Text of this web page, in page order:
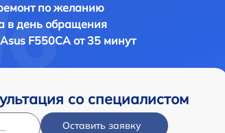
по желанию
в день обращения
F550CA от 35 минут
со специалистом
Оставить заявку